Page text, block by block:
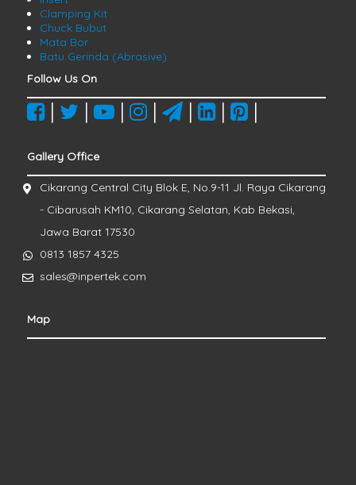
Clamping Kit
Chuck Bubut
Mata Bor
Batu Gerinda (Abrasive)
Follow Us On
| | | | | | |
Gallery Office
Cikarang Central City Blok E, No.9-11 Jl. Raya Cikarang
- Cibarusah KM10, Cikarang Selatan, Kab Bekasi,
Jawa Barat 17530
0813 1857 4325
sales@inpertek.com
Map